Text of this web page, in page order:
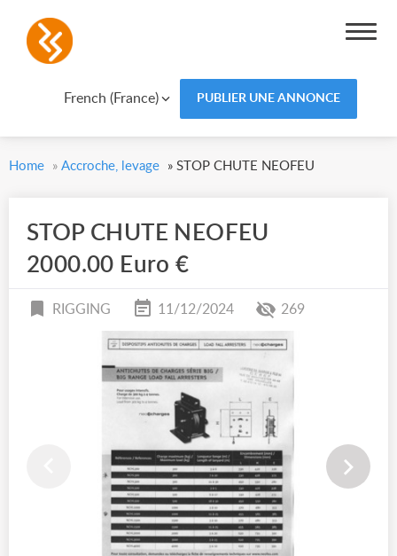
French (France) PUBLIER UNE ANNONCE
Home » Accroche, levage » STOP CHUTE NEOFEU
STOP CHUTE NEOFEU
2000.00 Euro €
RIGGING 11/12/2024 269